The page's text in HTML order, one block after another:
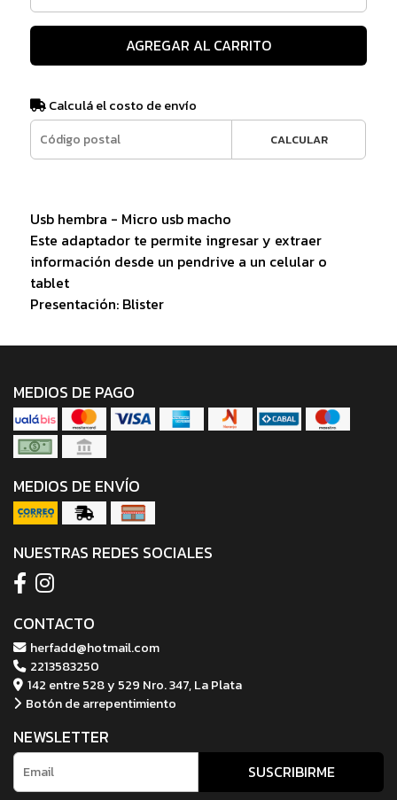
AGREGAR AL CARRITO
Calculá el costo de envío
CALCULAR
Usb hembra - Micro usb macho
Este adaptador te permite ingresar y extraer
información desde un pendrive a un celular o
tablet
Presentación: Blister
MEDIOS DE PAGO
MEDIOS DE ENVÍO
NUESTRAS REDES SOCIALES
CONTACTO
herfadd@hotmail.com
2213583250
142 entre 528 y 529 Nro. 347, La Plata
Botón de arrepentimiento
NEWSLETTER
SUSCRIBIRME